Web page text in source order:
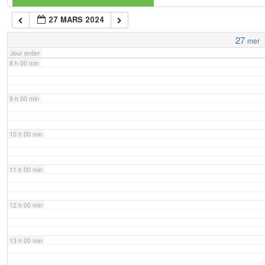
27 MARS 2024
27 mer
Jour entier
7 h 00 min
8 h 00 min
9 h 00 min
10 h 00 min
11 h 00 min
12 h 00 min
13 h 00 min